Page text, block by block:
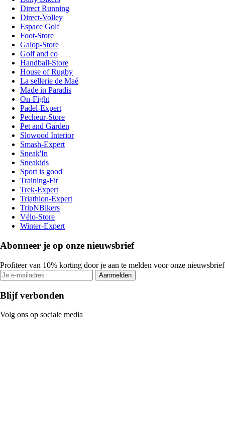
Direct Running
Direct-Volley
Espace Golf
Foot-Store
Galop-Store
Golf and co
Handball-Store
House of Rugby
La sellerie de Maé
Made in Paradis
On-Fight
Padel-Expert
Pecheur-Store
Pet and Garden
Slowood Interior
Smash-Expert
Sneak'In
Sneakids
Sport is good
Training-Fit
Trek-Expert
Triathlon-Expert
TripNBikers
Vélo-Store
Winter-Expert
Abonneer je op onze nieuwsbrief
Profiteer van 10% korting door je aan te melden voor onze nieuwsbrief
Aanmelden
Blijf verbonden
Volg ons op sociale media